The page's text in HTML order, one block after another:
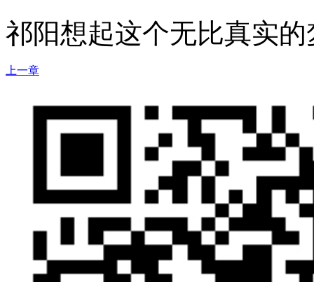
祁阳想起这个无比真实
上一章